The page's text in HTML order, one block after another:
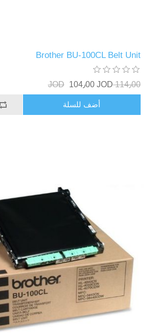
Brother BU-100CL Belt Unit
114٫00 JOD 104٫00 JOD
أضف للسلة